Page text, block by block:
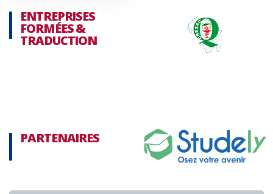
ENTREPRISES
FORMÉES &
TRADUCTION
PARTENAIRES